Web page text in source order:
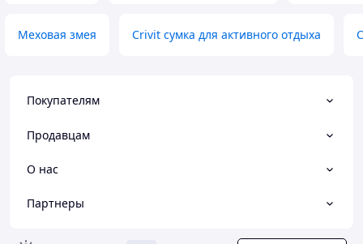
Меховая змея Crivit сумка для активного отдыха
Покупателям
Продавцам
О нас
Партнеры